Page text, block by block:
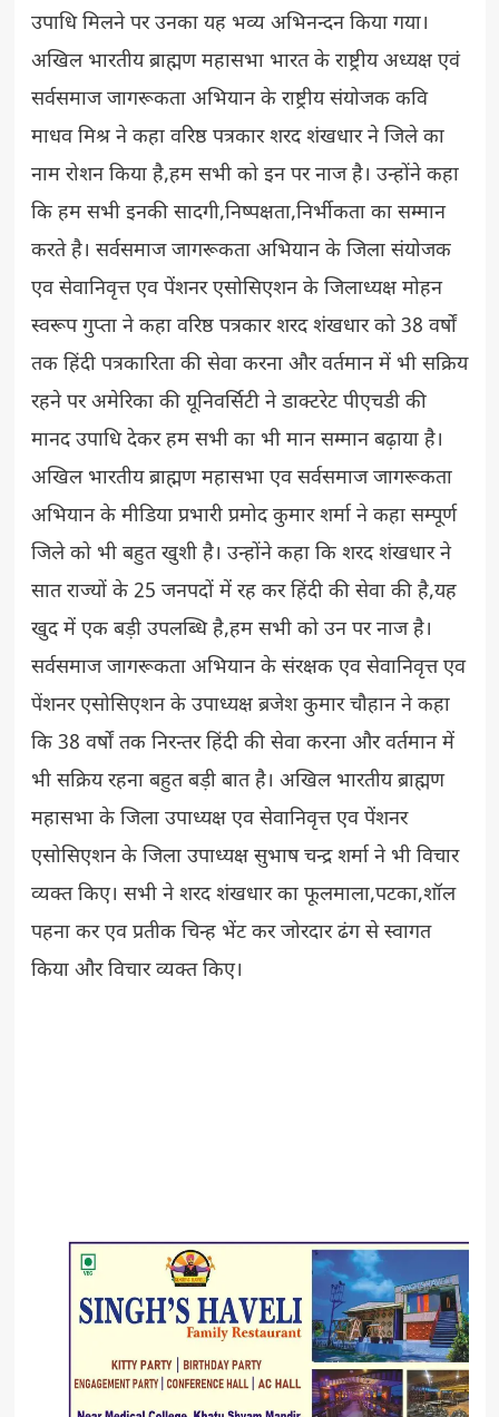
उपाधि मिलने पर उनका यह भव्य अभिनन्दन किया गया।
अखिल भारतीय ब्राह्मण महासभा भारत के राष्ट्रीय अध्यक्ष एवं
सर्वसमाज जागरूकता अभियान के राष्ट्रीय संयोजक कवि
माधव मिश्र ने कहा वरिष्ठ पत्रकार शरद शंखधार ने जिले का
नाम रोशन किया है,हम सभी को इन पर नाज है। उन्होंने कहा
कि हम सभी इनकी सादगी,निष्पक्षता,निर्भीकता का सम्मान
करते है। सर्वसमाज जागरूकता अभियान के जिला संयोजक
एव सेवानिवृत्त एव पेंशनर एसोसिएशन के जिलाध्यक्ष मोहन
स्वरूप गुप्ता ने कहा वरिष्ठ पत्रकार शरद शंखधार को 38 वर्षों
तक हिंदी पत्रकारिता की सेवा करना और वर्तमान में भी सक्रिय
रहने पर अमेरिका की यूनिवर्सिटी ने डाक्टरेट पीएचडी की
मानद उपाधि देकर हम सभी का भी मान सम्मान बढ़ाया है।
अखिल भारतीय ब्राह्मण महासभा एव सर्वसमाज जागरूकता
अभियान के मीडिया प्रभारी प्रमोद कुमार शर्मा ने कहा सम्पूर्ण
जिले को भी बहुत खुशी है। उन्होंने कहा कि शरद शंखधार ने
सात राज्यों के 25 जनपदों में रह कर हिंदी की सेवा की है,यह
खुद में एक बड़ी उपलब्धि है,हम सभी को उन पर नाज है।
सर्वसमाज जागरूकता अभियान के संरक्षक एव सेवानिवृत्त एव
पेंशनर एसोसिएशन के उपाध्यक्ष ब्रजेश कुमार चौहान ने कहा
कि 38 वर्षों तक निरन्तर हिंदी की सेवा करना और वर्तमान में
भी सक्रिय रहना बहुत बड़ी बात है। अखिल भारतीय ब्राह्मण
महासभा के जिला उपाध्यक्ष एव सेवानिवृत्त एव पेंशनर
एसोसिएशन के जिला उपाध्यक्ष सुभाष चन्द्र शर्मा ने भी विचार
व्यक्त किए। सभी ने शरद शंखधार का फूलमाला,पटका,शॉल
पहना कर एव प्रतीक चिन्ह भेंट कर जोरदार ढंग से स्वागत
किया और विचार व्यक्त किए।